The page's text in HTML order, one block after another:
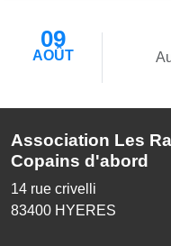
09
AOÛT
Association Les
Copains d'abord
14 rue crivelli
83400 HYERES